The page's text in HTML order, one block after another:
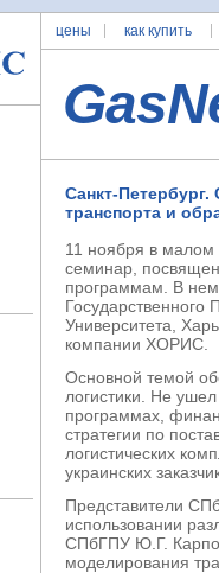
цены как купить
Санкт-
транспорта и
11 ноября в малом
семинар,
программам. В нем
Государственного
Университета,
компании ХОРИС.
Основной темой
логистики. Не
программах,
стратегии по
логистических
украинских
Представители
использовании
СПбГПУ Ю.Г.
моделирования